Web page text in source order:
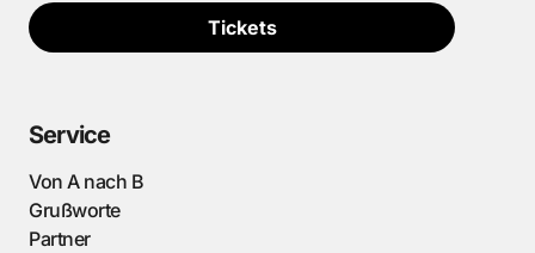
Tickets
Service
Von A nach B
Grußworte
Partner